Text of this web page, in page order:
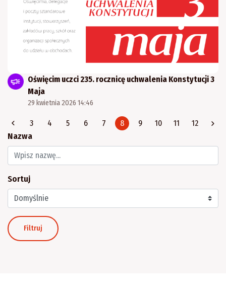
Oświęcim uczci 235. rocznicę uchwalenia Konstytucji 3
Maja
29 kwietnia 2026 14:46
3 4 5 6 7 8 9 10 11 12
Nazwa
Sortuj
Filtruj